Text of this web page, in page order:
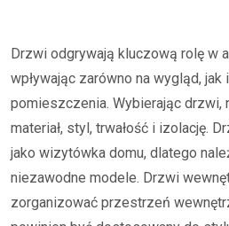
Drzwi odgrywają kluczową rolę w
wpływając zarówno na wygląd,
pomieszczenia. Wybierając drzwi,
materiał, styl, trwałość i izolację.
jako wizytówka domu, dlatego
niezawodne modele. Drzwi
zorganizować przestrzeń